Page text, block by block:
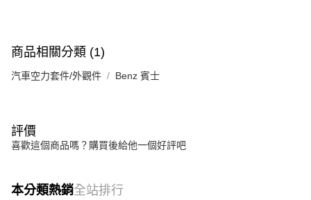
商品相關分類 (1)
汽車空力套件/外觀件 Benz 賓士
評價
喜歡這個商品嗎？購買後給他一個好評吧
本分類熱銷全站排行